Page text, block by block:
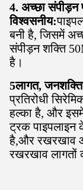
4. अच्छा संपीड़न
विश्वसनीय:
बनी है, जिसमें
संपीड़न शक्ति
है।
5लागत,
प्रतिरोधी
हल्का है, और
ट्रक
है,और रखरखाव
रखरखाव लागतों